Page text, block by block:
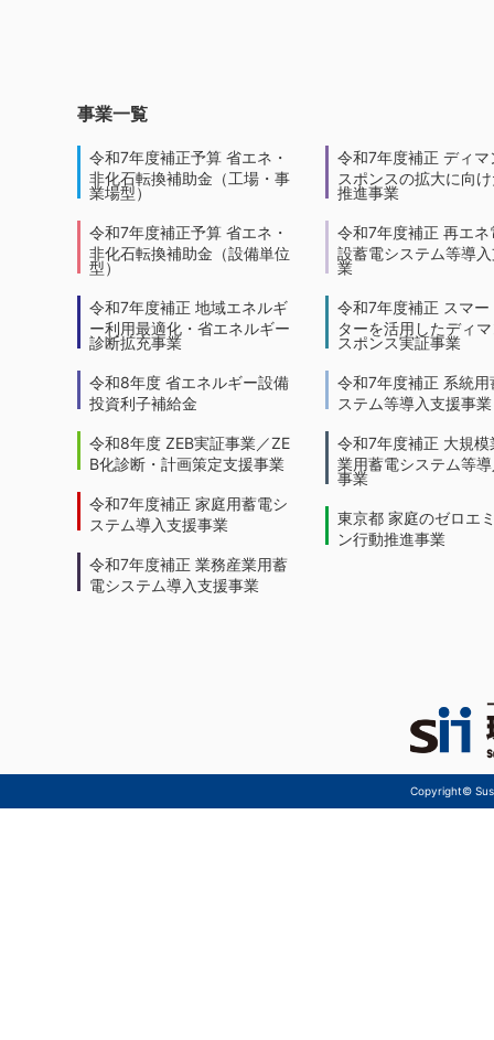
事業一覧
令和7年度補正予算 省エネ・
非化石転換補助金（工場・事
業場型）
令和7年度補正予算 省エネ・
非化石転換補助金（設備単位
型）
令和7年度補正 地域エネルギ
ー利用最適化・省エネルギー
診断拡充事業
令和8年度 省エネルギー設備
投資利子補給金
令和8年度 ZEB実証事業／ZE
B化診断・計画策定支援事業
令和7年度補正 家庭用蓄電シ
ステム導入支援事業
令和7年度補正 業務産業用蓄
電システム導入支援事業
令和7年度補正 ディマ
スポンスの拡大に向
推進事業
令和7年度補正 再エネ
設蓄電システム等導
業
令和7年度補正 スマー
ターを活用したディ
スポンス実証事業
令和7年度補正 系統用
ステム等導入支援事業
令和7年度補正 大規模
業用蓄電システム等
事業
東京都 家庭のゼロエ
ン行動推進事業
Copyright©